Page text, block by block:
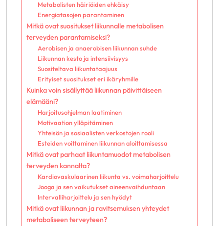
Metabolisten häiriöiden ehkäisy
Energiatasojen parantaminen
Mitkä ovat suositukset liikunnalle metabolisen
terveyden parantamiseksi?
Aerobisen ja anaerobisen liikunnan suhde
Liikunnan kesto ja intensiivisyys
Suositeltava liikuntataajuus
Erityiset suositukset eri ikäryhmille
Kuinka voin sisällyttää liikunnan päivittäiseen
elämääni?
Harjoitusohjelman laatiminen
Motivaation ylläpitäminen
Yhteisön ja sosiaalisten verkostojen rooli
Esteiden voittaminen liikunnan aloittamisessa
Mitkä ovat parhaat liikuntamuodot metabolisen
terveyden kannalta?
Kardiovaskulaarinen liikunta vs. voimaharjoittelu
Jooga ja sen vaikutukset aineenvaihduntaan
Intervalliharjoittelu ja sen hyödyt
Mitkä ovat liikunnan ja ravitsemuksen yhteydet
metaboliseen terveyteen?